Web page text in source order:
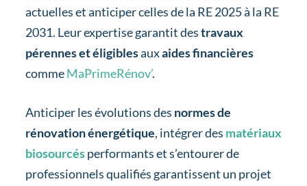
actuelles et anticiper celles de la RE 2025 à la RE
2031. Leur expertise garantit destravaux
pérennes et éligiblesauxaides financières
commeMaPrimeRénov’.
Anticiper les évolutions des normes de
rénovation énergétique, intégrer des matériaux
biosourcésperformants et s’entourer de
professionnels qualifiés garantissent un projet